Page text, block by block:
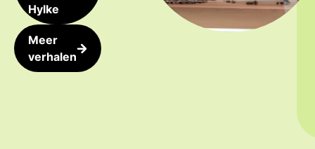
Hylke
Meer
verhalen